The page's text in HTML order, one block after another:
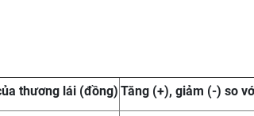
thương lái (đồng) Tăng (+), giảm (-) so